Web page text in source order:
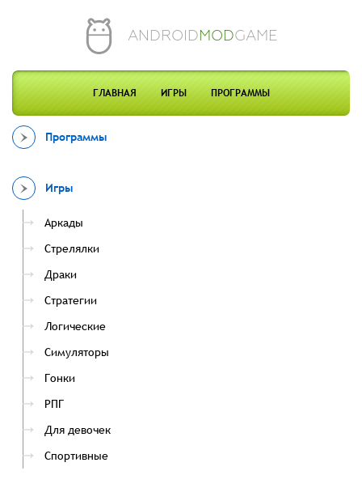
ANDROIDMODGAME
ГЛАВНАЯ ИГРЫ ПРОГРАММЫ
Программы
Игры
Аркады
Стрелялки
Драки
Стратегии
Логические
Симуляторы
Гонки
РПГ
Для девочек
Спортивные